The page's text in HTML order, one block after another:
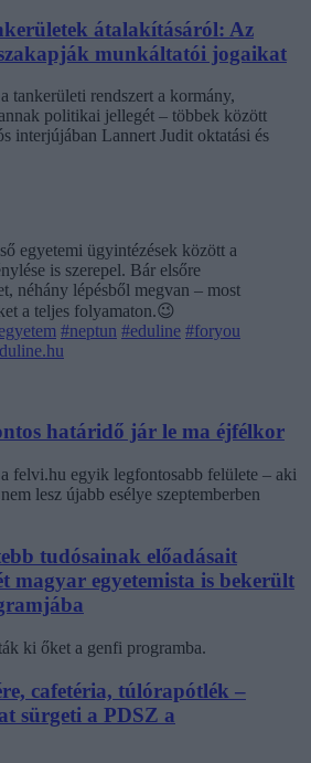
átalakításáról: Az
munkáltatói jogaikat
tankerületi rendszert a kormány,
politikai jellegét – többek között
interjújában Lannert Judit oktatási és
egyetemi ügyintézések között a
is szerepel. Bár elsőre
néhány lépésből megvan – most
a teljes folyamaton.😉
#neptun #eduline #foryou
határidő jár le ma éjfélkor
felvi.hu egyik legfontosabb felülete – aki
lesz újabb esélye szeptemberben
tudósainak előadásait
magyar egyetemista is bekerült
ki őket a genfi programba.
cafetéria, túlórapótlék –
sürgeti a PDSZ a